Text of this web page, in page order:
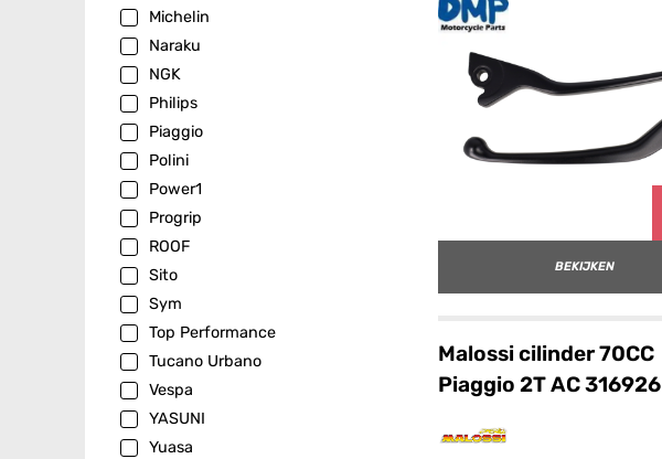
Michelin
Naraku
NGK
Philips
Piaggio
Polini
Power1
Progrip
ROOF
Sito
Sym
Top Performance
Tucano Urbano
Vespa
YASUNI
Yuasa
BEKIJKEN
Malossi cilinder 70CC
Piaggio 2T AC 316926